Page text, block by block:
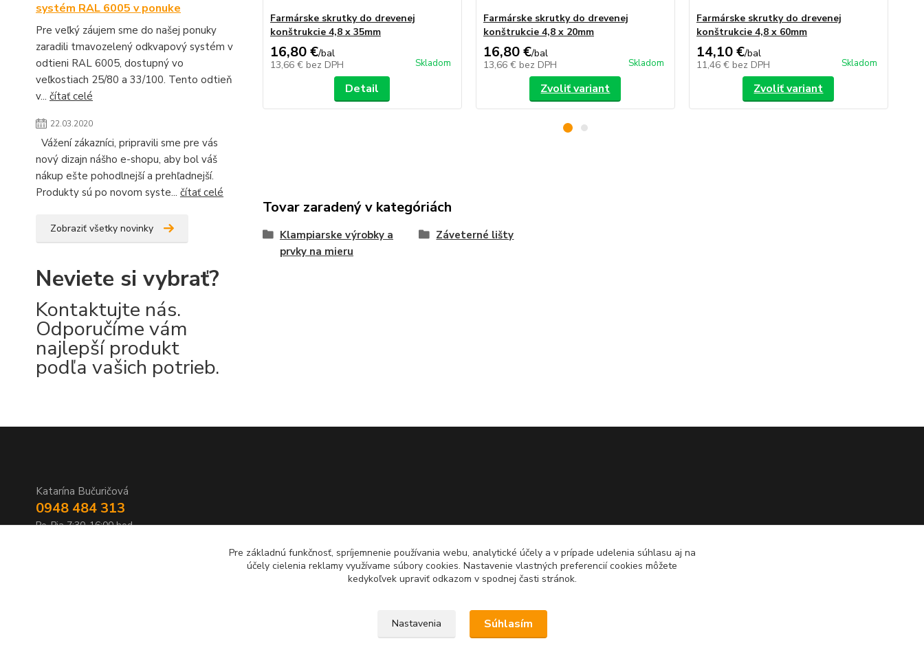
systém RAL 6005 v ponuke
Pre veľký záujem sme do našej ponuky
zaradili tmavozelený odkvapový systém v
odtieni RAL 6005, dostupný vo
veľkostiach 25/80 a 33/100. Tento odtieň
v... čítať celé
22.03.2020
Vážení zákazníci, pripravili sme pre vás
nový dizajn nášho e-shopu, aby bol váš
nákup ešte pohodlnejší a prehľadnejší.
Produkty sú po novom syste... čítať celé
Zobraziť všetky novinky
Neviete si vybrať?
Kontaktujte nás.
Odporučíme vám
najlepší produkt
podľa vašich potrieb.
Farmárske skrutky do drevenej
konštrukcie 4,8 x 35mm
16,80 €/bal
13,66 € bez DPH Skladom
Detail
Farmárske skrutky do drevenej
konštrukcie 4,8 x 20mm
16,80 €/bal
13,66 € bez DPH Skladom
Zvoliť variant
Farmárske skrutky do drevenej
konštrukcie 4,8 x 60mm
14,10 €/bal
11,46 € bez DPH Skladom
Zvoliť variant
Tovar zaradený v kategóriách
Klampiarske výrobky a
prvky na mieru
Záveterné lišty
Katarína Bučuričová
0948 484 313
Po-Pia 7:30-16:00 hod
Pre základnú funkčnosť, spríjemnenie používania webu, analytické účely a v prípade udelenia súhlasu aj na
účely cielenia reklamy využívame súbory cookies. Nastavenie vlastných preferencií cookies môžete
kedykoľvek upraviť odkazom v spodnej časti stránok.
Nastavenia Súhlasím